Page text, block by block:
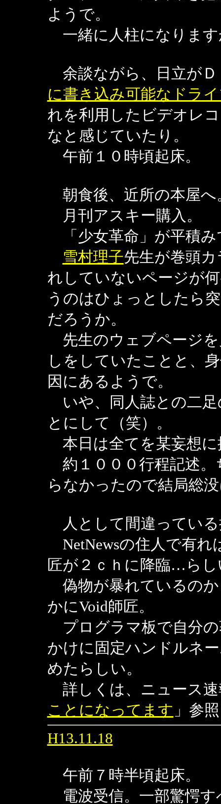
ようで。
一緒に人柱になります
余談ながら、日立がＤ
に書き込み可能なドラ
れを利用したビデオレ
なと感じていたり。
午前１０時頃起床。
朝食後、近所の本屋へ
月刊アスキー購入。
「少女革命」が平積み
雪村理子先生が巻頭
れしていないページが
うのはひょっとしたら
だろうか。
先生のウェブページ
しをしていたことと、
因にあるようで。
いや、同人誌との二
とにして（笑）。
本日は全てを某妄想に
約１０００行程記述。
らなかったので結局総
人として間違っている
NetNewsの住人で有れ
匠が２ｃｈに降臨…らし
偽物が暴れているの
かにVoid師匠。
プログラマ板で自分
かけに固定ハンドルネ
めたらしい。
詳しくは、ニュース速
ことになってます 」参
H13.11.18
午前７時半頃起床。
電波受信。一部驚愕す